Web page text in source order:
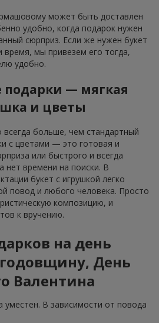
может быть доставлен
удобно, когда подарок нужен
сюрприз. Если же нужен букет
время, мы привезем его тогда,
удобно.
— мягкая
и цветы
больше, чем стандартный
с цветами — это готовая и
или быстрого и всегда
нет времени на поиски. В
букет с игрушкой легко
повод и любого человека. Просто
композицию, и
к вручению.
на день
День
Валентина
уместен. В зависимости от повода